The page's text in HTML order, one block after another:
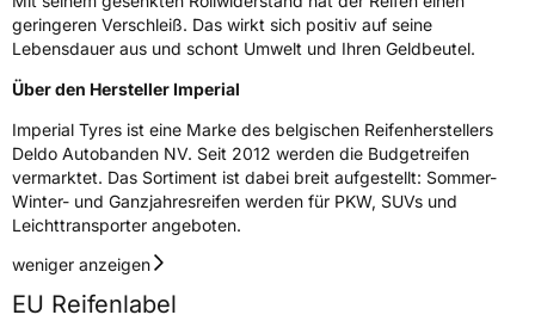
Rollgeräusch (dB)73
Fahrzeugklasse C1
3PMSF / Schneeflockensymbol / Alpine-Symbol
EPREL ID925652
Allgemeine Produktsicherheit (GPSR)
HerstellerkontaktDeldo Autobanden NV, Essensteenweg 113
2930 Brasschaat, compliance@deldo.com
geringeren Verschleiß. Das wirkt sich positiv auf seine
Lebensdauer aus und schont Umwelt und Ihren Geldbeutel.
Über den Hersteller Imperial
Imperial Tyres ist eine Marke des belgischen Reifenherstellers
Deldo Autobanden NV. Seit 2012 werden die Budgetreifen
vermarktet. Das Sortiment ist dabei breit aufgestellt: Sommer-
Winter- und Ganzjahresreifen werden für PKW, SUVs und
Leichttransporter angeboten.
weniger anzeigen
EU Reifenlabel